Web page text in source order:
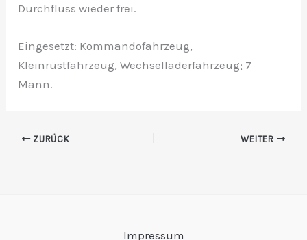
Durchfluss wieder frei.
Eingesetzt: Kommandofahrzeug,
Kleinrüstfahrzeug, Wechselladerfahrzeug; 7
Mann.
ZURÜCK WEITER
Impressum